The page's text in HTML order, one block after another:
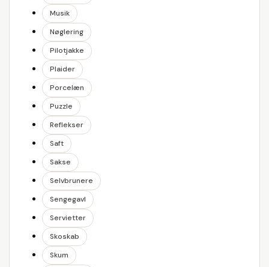
Musik
Nøglering
Pilotjakke
Plaider
Porcelæn
Puzzle
Reflekser
Saft
Sakse
Selvbrunere
Sengegavl
Servietter
Skoskab
Skum